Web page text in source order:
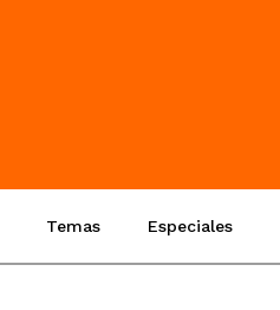
Temas Especiales